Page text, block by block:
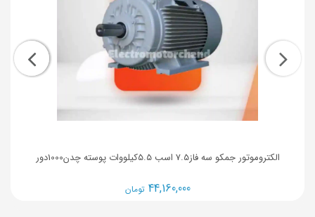
الکتروموتور جمکو سه فاز7.5 اسب 5.5کیلووات پوسته چدن1000دور
44,160,000 تومان